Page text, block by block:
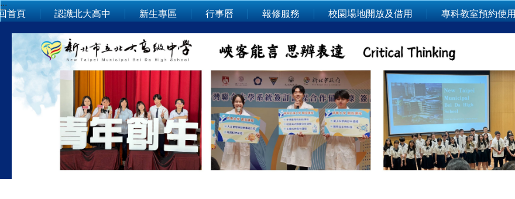
跳
到
主
內
容
:::
首頁 認識北大高中 新生專區 行事曆 報修服務 校園場地開放及借用 專科教室預約使用